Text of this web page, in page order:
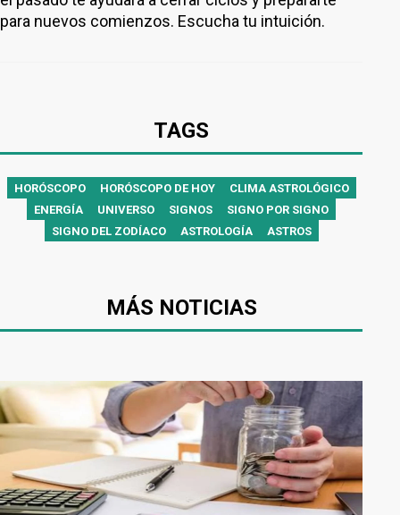
para nuevos comienzos. Escucha tu intuición.
TAGS
HORÓSCOPO HORÓSCOPO DE HOY
CLIMA ASTROLÓGICO
ENERGÍA
UNIVERSO SIGNOS
SIGNO POR SIGNO
SIGNO DEL ZODÍACO
ASTROLOGÍA ASTROS
MÁS NOTICIAS